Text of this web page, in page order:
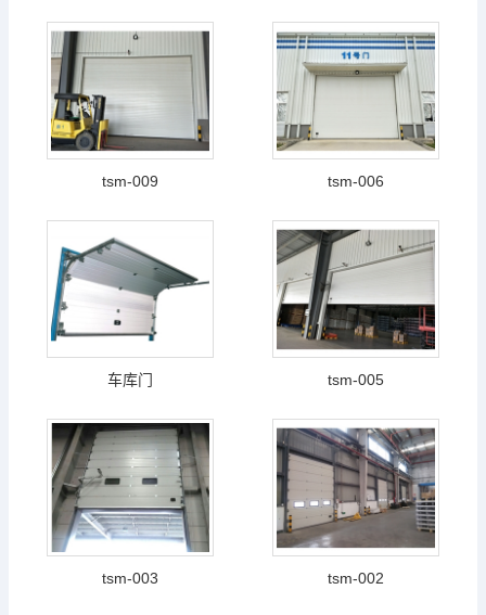
tsm-009 tsm-006
车库门 tsm-005
tsm-003 tsm-002